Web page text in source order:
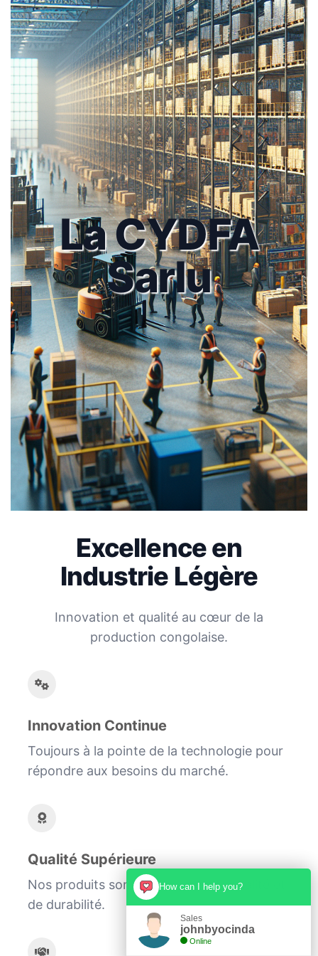
La CYDFA
Sarlu
Excellence en
Industrie Légère
Innovation et qualité au cœur de la
production congolaise.
Innovation Continue
Toujours à la pointe de la technologie pour
répondre aux besoins du marché.
Qualité Supérieure
Nos produits sont synonymes de qualité et
de durabilité.
How can I help you?
Sales
johnbyocinda
Online